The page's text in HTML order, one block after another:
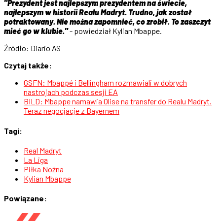
"Prezydent jest najlepszym prezydentem na świecie,
najlepszym w historii Realu Madryt. Trudno, jak został
potraktowany. Nie można zapomnieć, co zrobił. To zaszczyt
mieć go w klubie."- powiedział Kylian Mbappe.
Źródło: Diario AS
Czytaj także:
GSFN: Mbappé i Bellingham rozmawiali w dobrych
nastrojach podczas sesji EA
BILD: Mbappe namawia Olise na transfer do Realu Madryt.
Teraz negocjacje z Bayernem
Tagi:
Real Madryt
La Liga
Piłka Nożna
Kylian Mbappe
Powiązane: